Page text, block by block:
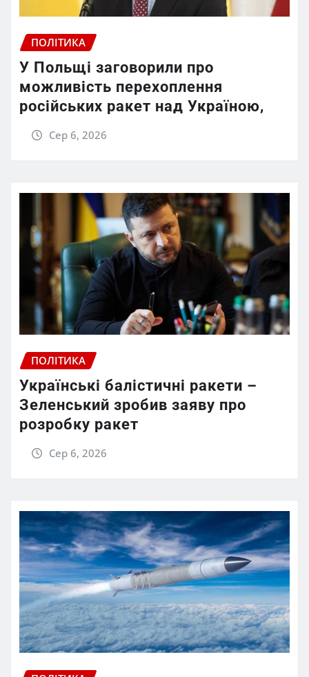
ПОЛІТИКА
У Польщі заговорили про
можливість перехоплення
російських ракет над Україною,
Сер 6, 2026
ПОЛІТИКА
Українські балістичні ракети –
Зеленський зробив заяву про
розробку ракет
Сер 6, 2026